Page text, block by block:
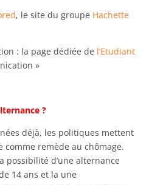
, le site du groupe Hachette
: la page dédiée de l’Etudiant
»
?
déjà, les politiques mettent
comme remède au chômage.
possibilité d’une alternance
14 ans et la une